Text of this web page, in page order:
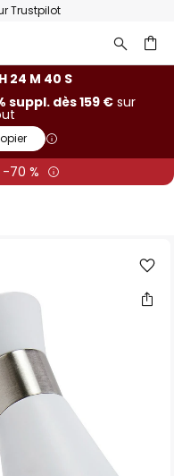
Trustpilot
24 M 39 S
suppl. dès 159 €sur
70 %